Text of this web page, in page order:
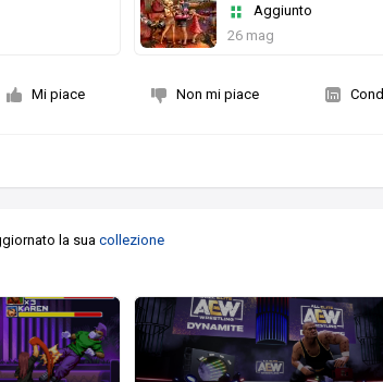
Aggiunto
26 mag
Mi piace Non mi piace
la suacollezione